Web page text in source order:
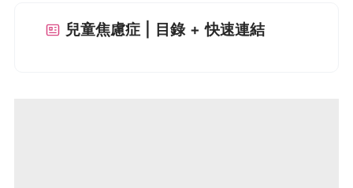
兒童焦慮症 | 目錄 + 快速連結